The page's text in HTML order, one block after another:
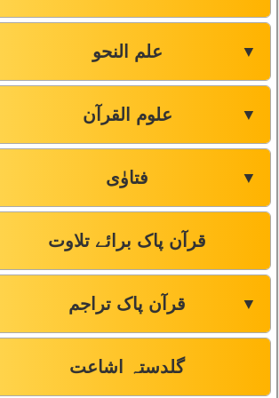
علم النحو ▼
علوم القرآن ▼
فتاوٰی ▼
قرآن پاک برائے تلاوت
قرآن پاک تراجم ▼
گلدستہ اشاعت